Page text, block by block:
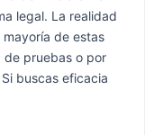
legal. La realidad
de estas
de pruebas o por
buscas eficacia